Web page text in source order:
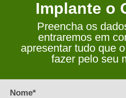
Implante o
Preencha os
entraremos em
apresentar tudo que
fazer pelo seu
Nome*